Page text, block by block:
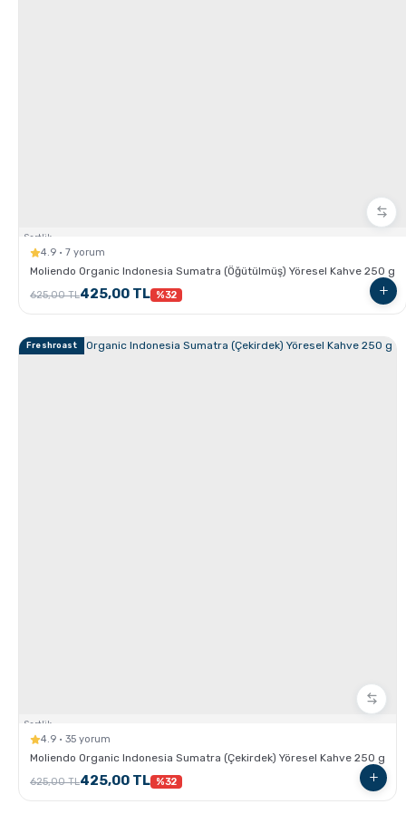
Sertlik:
4.9 · 7 yorum
Moliendo Organic Indonesia Sumatra (Öğütülmüş) Yöresel Kahve 250 g
625,00 TL425,00 TL %32
Freshroast
Sertlik:
4.9 · 35 yorum
Moliendo Organic Indonesia Sumatra (Çekirdek) Yöresel Kahve 250 g
625,00 TL425,00 TL %32